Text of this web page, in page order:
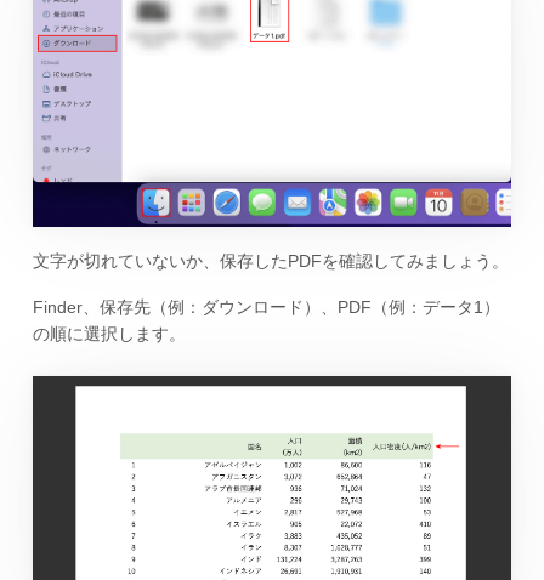
文字が切れていないか、保存したPDFを確認してみましょう。
Finder、保存先（例：ダウンロード）、PDF（例：データ1）
の順に選択します。